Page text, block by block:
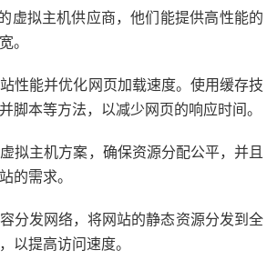
虚拟主机供应商，他们能提供高性能的
。
性能并优化网页加载速度。使用缓存技
脚本等方法，以减少网页的响应时间。
拟主机方案，确保资源分配公平，并且
的需求。
分发网络，将网站的静态资源分发到全
以提高访问速度。